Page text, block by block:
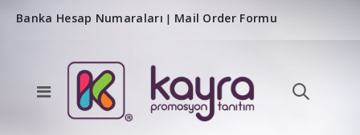
Banka Hesap Numaraları | Mail Order Formu